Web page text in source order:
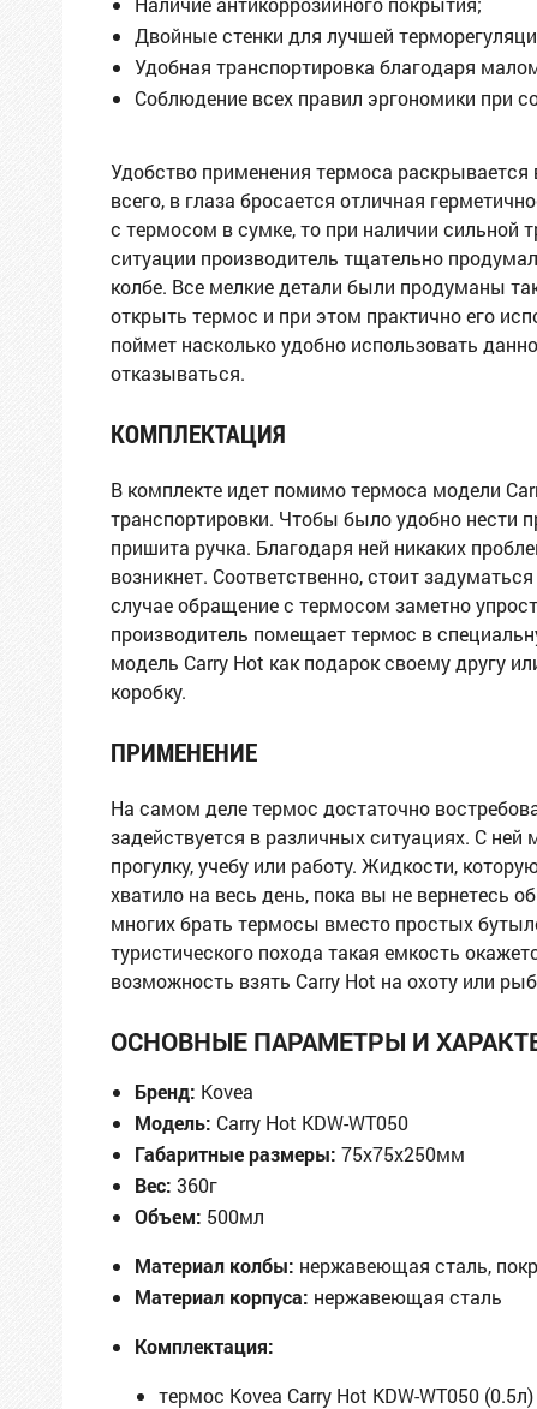
Двойные стенки для лучшей
Удобная транспортировка благодаря
Соблюдение всех правил эргономики при
Удобство применения термоса
всего, в глаза бросается отличная
с термосом в сумке, то при наличии сильной
ситуации производитель тщательно
колбе. Все мелкие детали были продуманы
открыть термос и при этом практично его
поймет насколько удобно использовать
отказываться.
КОМПЛЕКТАЦИЯ
В комплекте идет помимо термоса модели
транспортировки. Чтобы было удобно нести
пришита ручка. Благодаря ней никаких
возникнет. Соответственно, стоит
случае обращение с термосом заметно
производитель помещает термос в
модель Carry Hot как подарок своему другу
коробку.
ПРИМЕНЕНИЕ
На самом деле термос достаточно
задействуется в различных ситуациях. С
прогулку, учебу или работу. Жидкости,
хватило на весь день, пока вы не вернетесь
многих брать термосы вместо простых
туристического похода такая емкость
возможность взять Carry Hot на охоту или
ОСНОВНЫЕ ПАРАМЕТРЫ И
Бренд: Kovea
Модель: Carry Hot KDW-WT050
Габаритные размеры: 75х75х250мм
Вес: 360г
Объем: 500мл
Материал колбы: нержавеющая сталь,
Материал корпуса: нержавеющая сталь
Комплектация:
термос Kovea Carry Hot KDW-WT050 (0.5л)